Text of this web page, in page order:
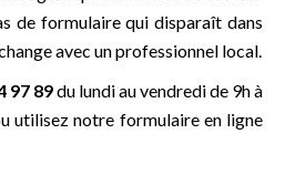
de formulaire qui disparaît dans
avec un professionnel local.
97 89du lundi au vendredi de 9h à
utilisez notre formulaire en ligne